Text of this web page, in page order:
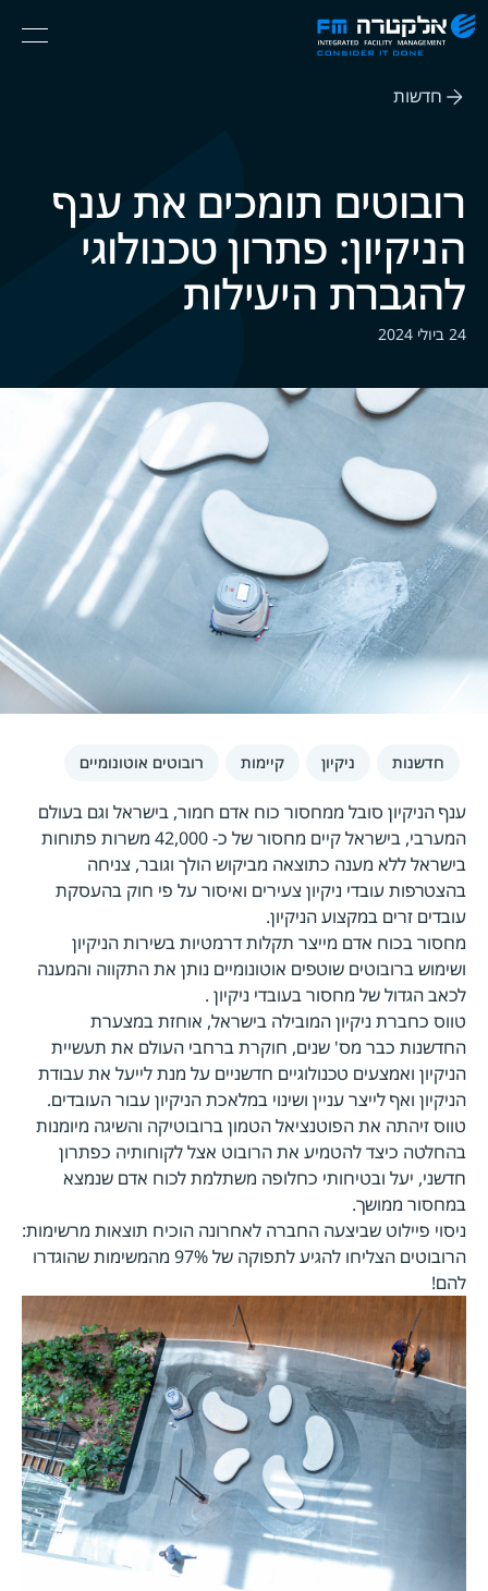
Skip
the
אלקטרה
Menu
חדשות
רובוטים תומכים את ענף
הניקיון: פתרון טכנולוגי
להגברת היעילות
24 ביולי 2024
חדשנות ניקיון קיימות רובוטים אוטונומיים
ענף הניקיון סובל ממחסור כוח אדם חמור, בישראל וגם בעולם
המערבי, בישראל קיים מחסור של כ- 42,000 משרות פתוחות
בישראל ללא מענה כתוצאה מביקוש הולך וגובר, צניחה
בהצטרפות עובדי ניקיון צעירים ואיסור על פי חוק בהעסקת
עובדים זרים במקצוע הניקיון.
מחסור בכוח אדם מייצר תקלות דרמטיות בשירות הניקיון
ושימוש ברובוטים שוטפים אוטונומיים נותן את התקווה והמענה
לכאב הגדול של מחסור בעובדי ניקיון .
טווס כחברת ניקיון המובילה בישראל, אוחזת במצערת
החדשנות כבר מס' שנים, חוקרת ברחבי העולם את תעשיית
הניקיון ואמצעים טכנולוגיים חדשניים על מנת לייעל את עבודת
הניקיון ואף לייצר עניין ושינוי במלאכת הניקיון עבור העובדים.
טווס זיהתה את הפוטנציאל הטמון ברובוטיקה והשיגה מיומנות
בהחלטה כיצד להטמיע את הרובוט אצל לקוחותיה כפתרון
חדשני, יעל ובטיחותי כחלופה משתלמת לכוח אדם שנמצא
במחסור ממושך.
ניסוי פיילוט שביצעה החברה לאחרונה הוכיח תוצאות מרשימות:
הרובוטים הצליחו להגיע לתפוקה של 97% מהמשימות שהוגדרו
להם!